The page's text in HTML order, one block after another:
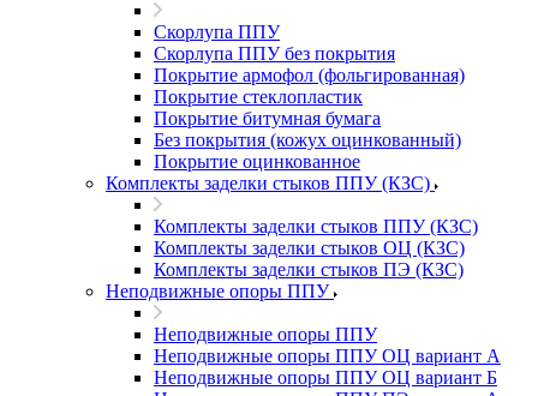
Скорлупа ППУ
Скорлупа ППУ без покрытия
Покрытие армофол (фольгированная)
Покрытие стеклопластик
Покрытие битумная бумага
Без покрытия (кожух оцинкованный)
Покрытие оцинкованное
Комплекты заделки стыков ППУ (КЗС)
Комплекты заделки стыков ППУ (КЗС)
Комплекты заделки стыков ОЦ (КЗС)
Комплекты заделки стыков ПЭ (КЗС)
Неподвижные опоры ППУ
Неподвижные опоры ППУ
Неподвижные опоры ППУ ОЦ вариант А
Неподвижные опоры ППУ ОЦ вариант Б